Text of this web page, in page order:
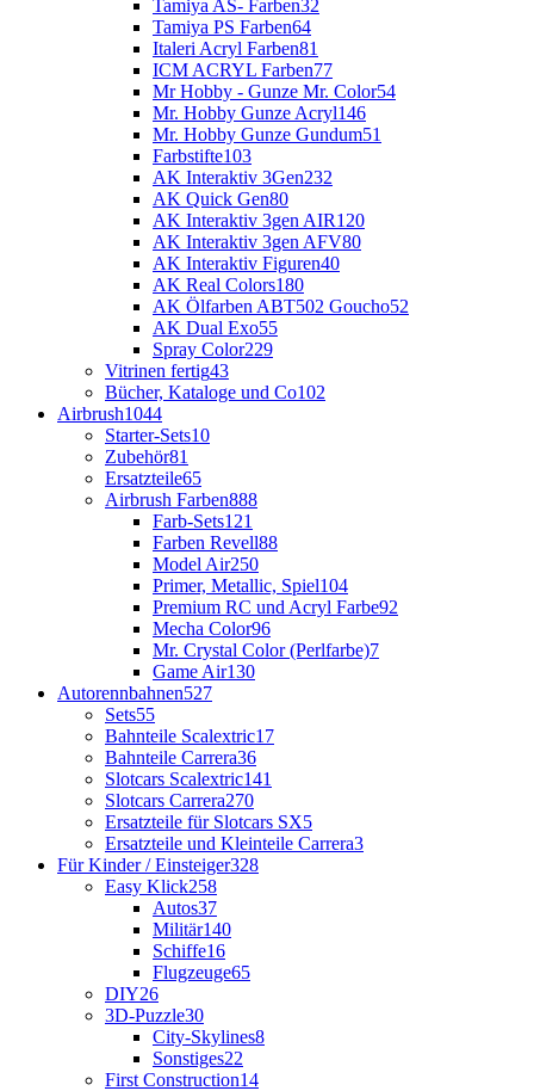
Tamiya AS- Farben32
Tamiya PS Farben64
Italeri Acryl Farben81
ICM ACRYL Farben77
Mr Hobby - Gunze Mr. Color54
Mr. Hobby Gunze Acryl146
Mr. Hobby Gunze Gundum51
Farbstifte103
AK Interaktiv 3Gen232
AK Quick Gen80
AK Interaktiv 3gen AIR120
AK Interaktiv 3gen AFV80
AK Interaktiv Figuren40
AK Real Colors180
AK Ölfarben ABT502 Goucho52
AK Dual Exo55
Spray Color229
Vitrinen fertig43
Bücher, Kataloge und Co102
Airbrush1044
Starter-Sets10
Zubehör81
Ersatzteile65
Airbrush Farben888
Farb-Sets121
Farben Revell88
Model Air250
Primer, Metallic, Spiel104
Premium RC und Acryl Farbe92
Mecha Color96
Mr. Crystal Color (Perlfarbe)7
Game Air130
Autorennbahnen527
Sets55
Bahnteile Scalextric17
Bahnteile Carrera36
Slotcars Scalextric141
Slotcars Carrera270
Ersatzteile für Slotcars SX5
Ersatzteile und Kleinteile Carrera3
Für Kinder / Einsteiger328
Easy Klick258
Autos37
Militär140
Schiffe16
Flugzeuge65
DIY26
3D-Puzzle30
City-Skylines8
Sonstiges22
First Construction14